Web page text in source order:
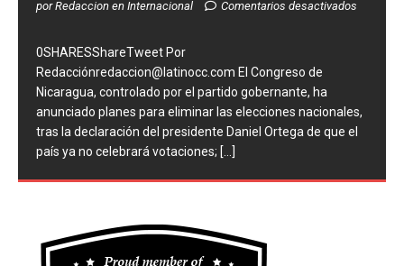
0SHARESShareTweet Por
Redacciónredaccion@latinocc.com El Congreso de
Nicaragua, controlado por el partido gobernante, ha
anunciado planes para eliminar las elecciones nacionales,
tras la declaración del presidente Daniel Ortega de que el
país ya no celebrará votaciones; [...]